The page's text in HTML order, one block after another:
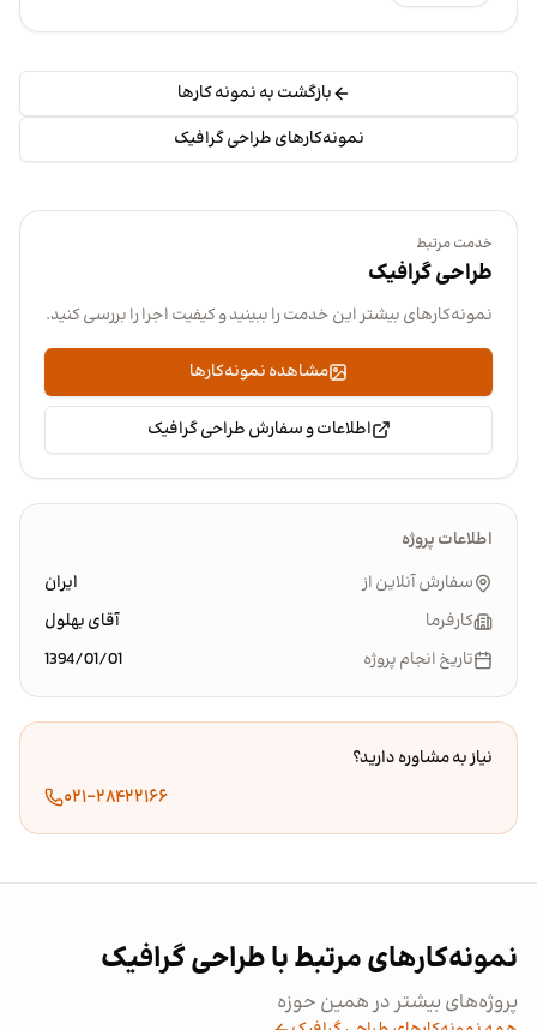
بازگشت به نمونه کارها
نمونه‌کارهای طراحی گرافیک
خدمت مرتبط
طراحی گرافیک
نمونه‌کارهای بیشتر این خدمت را ببینید و کیفیت اجرا را بررسی کنید.
مشاهده نمونه‌کارها
اطلاعات و سفارش طراحی گرافیک
اطلاعات پروژه
سفارش آنلاین از
ایران
کارفرما
آقای بهلول
تاریخ انجام پروژه
1394/01/01
نیاز به مشاوره دارید؟
۰۲۱-۲۸۴۲۲۱۶۶
نمونه‌کارهای مرتبط با طراحی گرافیک
پروژه‌های بیشتر در همین حوزه